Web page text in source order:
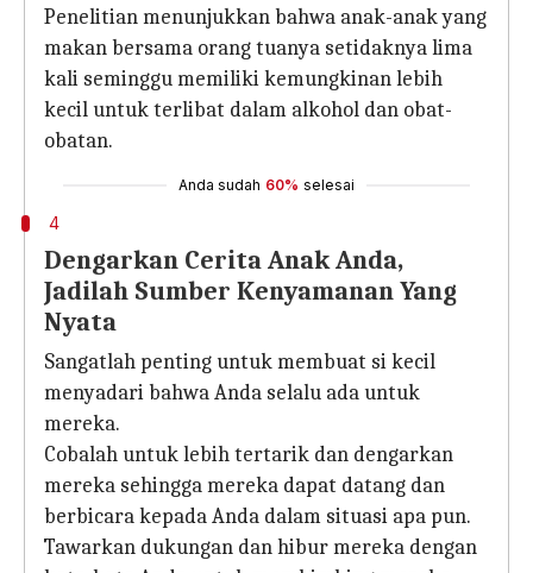
Penelitian menunjukkan bahwa anak-anak yang
makan bersama orang tuanya setidaknya lima
kali seminggu memiliki kemungkinan lebih
kecil untuk terlibat dalam alkohol dan obat-
obatan.
Anda sudah 60% selesai
4
Dengarkan Cerita Anak Anda,
Jadilah Sumber Kenyamanan Yang
Nyata
Sangatlah penting untuk membuat si kecil
menyadari bahwa Anda selalu ada untuk
mereka.
Cobalah untuk lebih tertarik dan dengarkan
mereka sehingga mereka dapat datang dan
berbicara kepada Anda dalam situasi apa pun.
Tawarkan dukungan dan hibur mereka dengan